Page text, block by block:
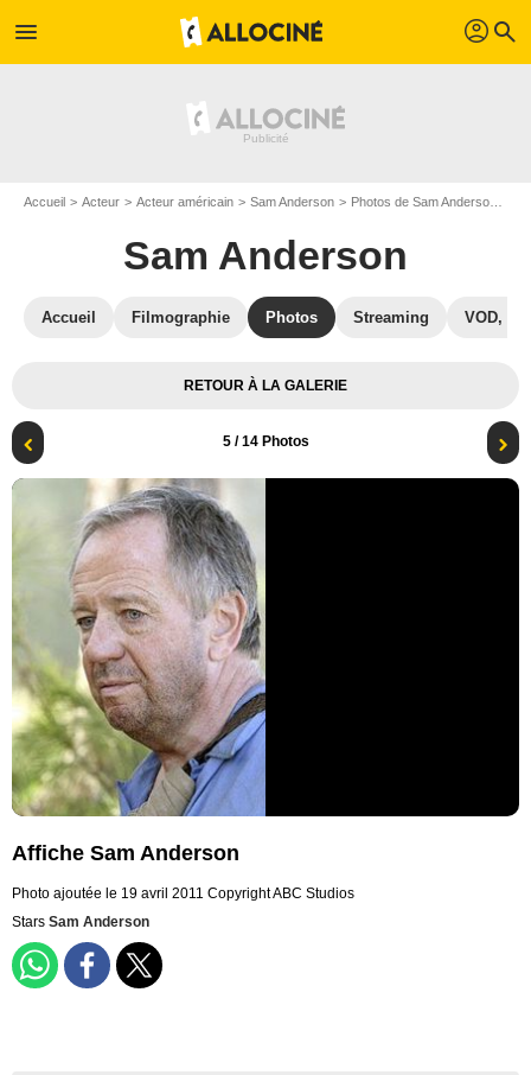
menu profil search
Accueil Acteur Acteur américain Sam Anderson Photos de Sam Anderson
Sam Anderson
Accueil Filmographie Photos Streaming VOD,
RETOUR À LA GALERIE
5/ 14 Photos
Affiche Sam Anderson
Photo ajoutée le 19 avril 2011 Copyright ABC Studios
Stars Sam Anderson